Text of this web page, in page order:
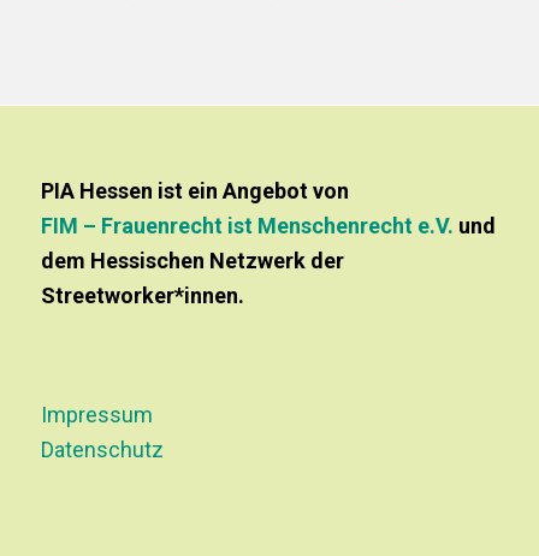
PIA Hessen ist ein Angebot von
FIM – Frauenrecht ist Menschenrecht e.V. und
dem Hessischen Netzwerk der
Streetworker*innen.
Impressum
Datenschutz